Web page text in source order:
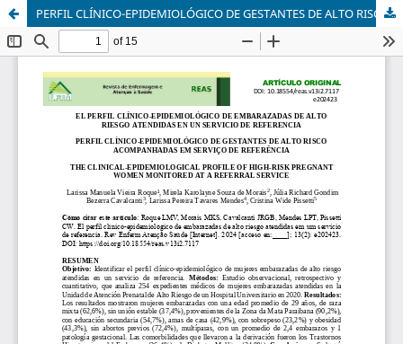
PERFIL CLÍNICO-EPIDEMIOLÓGICO DE GESTANTES DE ALTO RISCO ACOMPANHADAS EM SERVIÇO DE REFERÊNCIA